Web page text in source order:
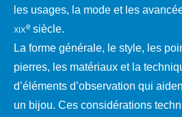
les usages, la mode et les
xixe siècle.
La forme générale, le style, les
pierres, les matériaux et la
d’éléments d’observation qui
un bijou. Ces considérations